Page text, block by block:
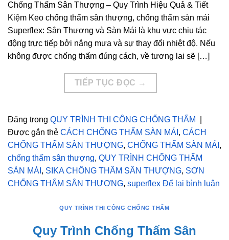
Chống Thấm Sân Thượng – Quy Trình Hiệu Quả & Tiết
Kiệm Keo chống thấm sân thượng, chống thấm sàn mái
Superflex: Sân Thượng và Sàn Mái là khu vực chịu tác
động trực tiếp bởi nắng mưa và sự thay đổi nhiệt độ. Nếu
không được chống thấm đúng cách, về tương lai sẽ […]
TIẾP TỤC ĐỌC →
Đăng trong QUY TRÌNH THI CÔNG CHỐNG THẤM
Được gắn thẻ CÁCH CHỐNG THẤM SÀN MÁI , CÁCH
CHỐNG THẤM SÂN THƯỢNG, CHỐNG THẤM SÀN MÁI ,
chống thấm sân thượng, QUY TRÌNH CHỐNG THẤM
SÀN MÁI , SIKA CHỐNG THẤM SÂN THƯỢNG, SƠN
CHỐNG THẤM SÂN THƯỢNG, superflex Để lại bình luận
QUY TRÌNH THI CÔNG CHỐNG THẤM
Quy Trình Chống Thấm Sân